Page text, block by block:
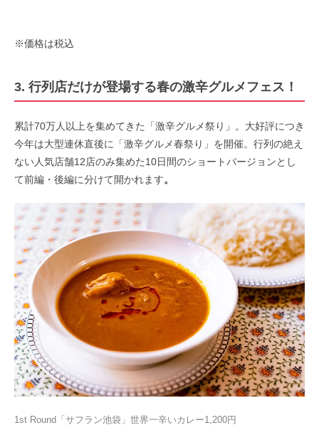
※価格は税込
3. 行列店だけが登場する春の激辛グルメフェス！
累計70万人以上を集めてきた「激辛グルメ祭り」。大好評につき
今年は大型連休直後に「激辛グルメ春祭り」を開催。行列の絶え
ない人気店舗12店のみ集めた10日間のショートバージョンとし
て前編・後編に分けて開かれます。
1st Round「サフラン池袋」世界一辛いカレー1,200円